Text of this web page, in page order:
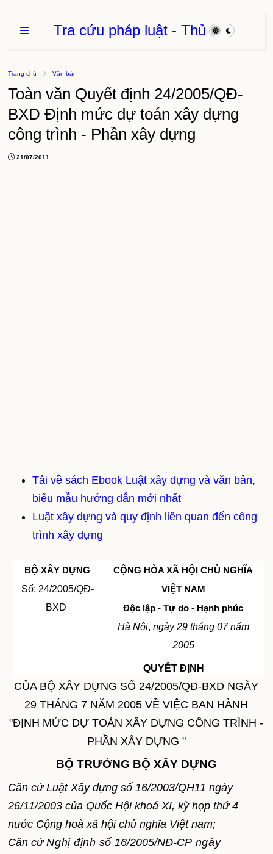
Tra cứu pháp luật - Thủ
thuật phần mềm
Trang chủ Văn bản
Toàn văn Quyết định 24/2005/QĐ-
BXD Định mức dự toán xây dựng
công trình - Phần xây dựng
21/07/2011
Tải về sách Ebook Luật xây dựng và văn bản,
biểu mẫu hướng dẫn mới nhất
Luật xây dựng và quy định liên quan đến công
trình xây dựng
BỘ XÂY DỰNG
Số: 24/2005/QĐ-
BXD
CỘNG HÒA XÃ HỘI CHỦ NGHĨA
VIỆT NAM
Độc lập - Tự do - Hạnh phúc
Hà Nội, ngày 29 tháng 07 năm
2005
QUYẾT ĐỊNH
CỦA BỘ XÂY DỰNG SỐ 24/2005/QĐ-BXD NGÀY
29 THÁNG 7 NĂM 2005 VỀ VIỆC BAN HÀNH
"ĐỊNH MỨC DỰ TOÁN XÂY DỰNG CÔNG TRÌNH -
PHẦN XÂY DỰNG "
BỘ TRƯỞNG BỘ XÂY DỰNG
Căn cứ Luật Xây dựng số 16/2003/QH11 ngày
26/11/2003 của Quốc Hội khoá XI, kỳ họp thứ 4
nước Cộng hoà xã hội chủ nghĩa Việt nam;
Căn cứNghị định số16/2005/NĐ-CP ngày